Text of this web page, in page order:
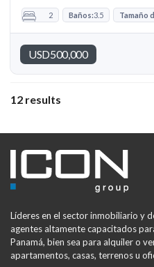
USD500,000
2 Baños:3.5 Tamaño
12 results
Líderes en el sector inmobiliario y
agentes altamente capacitados
Panamá, bien sea para alquiler o
apartamentos, casas, terrenos u